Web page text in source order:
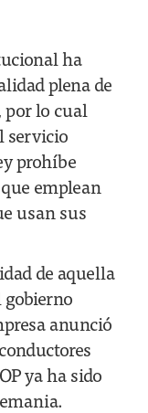
ha
plena de
por lo cual
servicio
prohíbe
emplean
usan sus
de aquella
gobierno
anunció
ya ha sido